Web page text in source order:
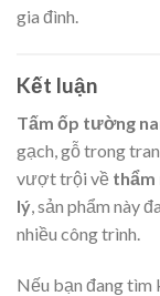
gia đình.
Kết luận
Tấm ốp tường
gạch, gỗ trong
vượt trội về thẩm
lý, sản phẩm này
nhiều công trình.
Nếu bạn đang tìm